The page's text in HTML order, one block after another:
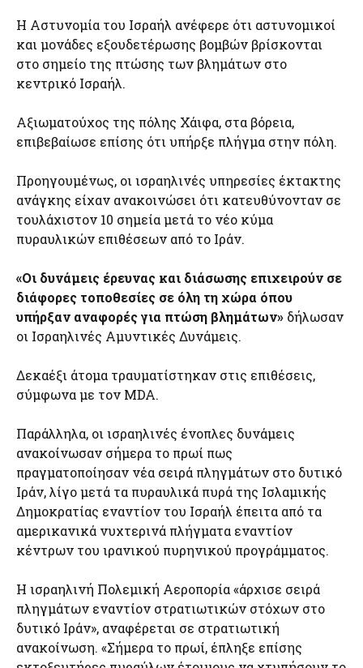
Η Αστυνομία του Ισραήλ ανέφερε ότι αστυνομικοί
και μονάδες εξουδετέρωσης βομβών βρίσκονται
στο σημείο της πτώσης των βλημάτων στο
κεντρικό Ισραήλ.
Αξιωματούχος της πόλης Χάιφα, στα βόρεια,
επιβεβαίωσε επίσης ότι υπήρξε πλήγμα στην πόλη.
Προηγουμένως, οι ισραηλινές υπηρεσίες έκτακτης
ανάγκης είχαν ανακοινώσει ότι κατευθύνονταν σε
τουλάχιστον 10 σημεία μετά το νέο κύμα
πυραυλικών επιθέσεων από το Ιράν.
«Οι δυνάμεις έρευνας και διάσωσης επιχειρούν σε
διάφορες τοποθεσίες σε όλη τη χώρα όπου
υπήρξαν αναφορές για πτώση βλημάτων» δήλωσαν
οι Ισραηλινές Αμυντικές Δυνάμεις.
Δεκαέξι άτομα τραυματίστηκαν στις επιθέσεις,
σύμφωνα με τον MDA.
Παράλληλα, οι ισραηλινές ένοπλες δυνάμεις
ανακοίνωσαν σήμερα το πρωί πως
πραγματοποίησαν νέα σειρά πληγμάτων στο δυτικό
Ιράν, λίγο μετά τα πυραυλικά πυρά της Ισλαμικής
Δημοκρατίας εναντίον του Ισραήλ έπειτα από τα
αμερικανικά νυχτερινά πλήγματα εναντίον
κέντρων του ιρανικού πυρηνικού προγράμματος.
Η ισραηλινή Πολεμική Αεροπορία «άρχισε σειρά
πληγμάτων εναντίον στρατιωτικών στόχων στο
δυτικό Ιράν», αναφέρεται σε στρατιωτική
ανακοίνωση. «Σήμερα το πρωί, έπληξε επίσης